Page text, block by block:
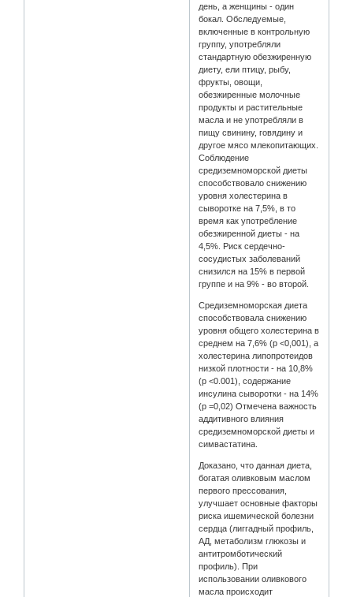
день, а женщины - один
бокал. Обследуемые,
включенные в контрольную
группу, употребляли
стандартную обезжиренную
диету, ели птицу, рыбу,
фрукты, овощи,
обезжиренные молочные
продукты и растительные
масла и не употребляли в
пищу свинину, говядину и
другое мясо млекопитающих.
Соблюдение
средиземноморской диеты
способствовало снижению
уровня холестерина в
сыворотке на 7,5%, в то
время как употребление
обезжиренной диеты - на
4,5%. Риск сердечно-
сосудистых заболеваний
снизился на 15% в первой
группе и на 9% - во второй.
Средиземноморская диета
способствовала снижению
уровня общего холестерина в
среднем на 7,6% (р <0,001), а
холестерина липопротеидов
низкой плотности - на 10,8%
(р <0.001), содержание
инсулина сыворотки - на 14%
(р =0,02) Отмечена важность
аддитивного влияния
средиземноморской диеты и
симвастатина.
Доказано, что данная диета,
богатая оливковым маслом
первого прессования,
улучшает основные факторы
риска ишемической болезни
сердца (лиггадный профиль,
АД, метаболизм глюкозы и
антитромботический
профиль). При
использовании оливкового
масла происходит